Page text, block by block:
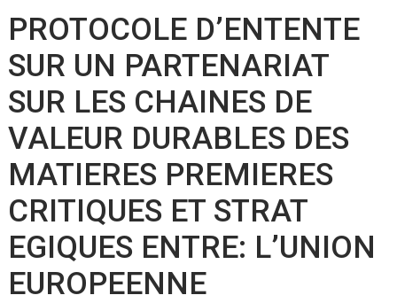
PROTOCOLE D’ENTENTE
SUR UN PARTENARIAT
SUR LES CHAINES DE
VALEUR DURABLES DES
MATIERES PREMIERES
CRITIQUES ET STRAT
EGIQUES ENTRE: L’UNION
EUROPEENNE